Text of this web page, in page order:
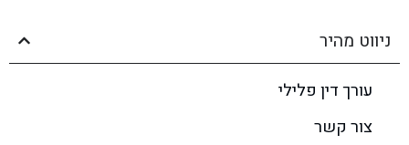
ניווט מהיר
עורך דין פלילי
צור קשר